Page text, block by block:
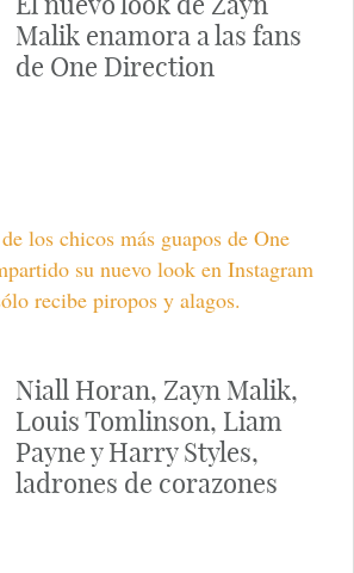
Malik enamora a las fans
de One Direction
los chicos más guapos de One
su nuevo look en Instagram
recibe piropos y alagos.
Niall Horan, Zayn Malik,
Louis Tomlinson, Liam
Payne y Harry Styles,
ladrones de corazones